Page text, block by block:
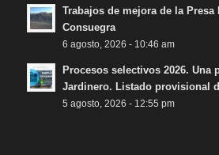
Trabajos de mejora de la Presa
Consuegra
6 agosto, 2026 - 10:46 am
Procesos selectivos 2026. Una
Jardinero. Listado provisional
5 agosto, 2026 - 12:55 pm